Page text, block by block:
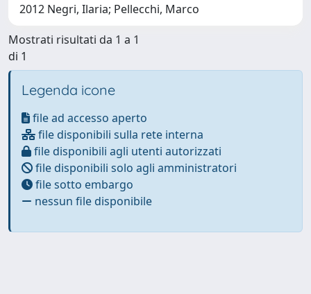
2012 Negri, Ilaria; Pellecchi, Marco
Mostrati risultati da 1 a 1
di 1
Legenda icone
file ad accesso aperto
file disponibili sulla rete interna
file disponibili agli utenti autorizzati
file disponibili solo agli amministratori
file sotto embargo
nessun file disponibile